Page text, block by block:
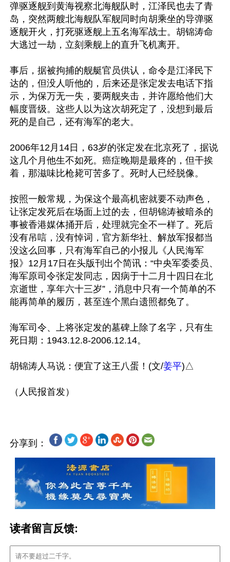
弹驱逐舰到黄海视察北海舰队时，江泽民也去了青
岛，突然两艘北海舰队军舰同时向胡乘坐的导弹驱
逐舰开火，打死驱逐舰上五名海军战士。胡锦涛命
大逃过一劫，立刻乘舰上的直升飞机离开。
事后，据被拘捕的舰艇官员供认，命令是江泽民下
达的，但没人听他的，后来还是张定发去电话下指
示，为保万无一失，要两舰夹击，并许愿给他们大
幅度晋级。这些人以为这次胡死定了，没想到最后
死的是自己，还有海军的老大。
2006年12月14日，63岁的张定发在北京死了，据说
这几个月他生不如死。癌症晚期是最疼的，但干挨
着，那滋味比枪毙可苦多了。死时人已经脱像。
按照一般常规，为保这个最高机密就要不动声色，
让张定发死后在场面上过的去，但胡锦涛被暗杀的
事被香港媒体捅开后，处理就完全不一样了。死后
没有吊唁，没有悼词，官方新华社、解放军报都当
没这么回事，只有海军自己的小报儿《人民海军
报》12月17日在头版刊出个简讯：“中央军委委员、
海军原司令张定发同志，因病于十二月十四日在北
京逝世，享年六十三岁”，消息中只有一个简单的不
能再简单的履历，甚至连个黑白遗照都免了。
海军司令、上将张定发的墓碑上除了名字，只有生
死日期：1943.12.8-2006.12.14。
胡锦涛人马说：便宜了这王八蛋！(文/姜平)△
分享到：
读者留言反馈: